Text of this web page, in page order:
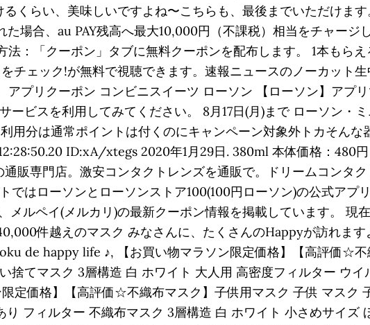
くらい、美味しいですよね〜こちらも、最後までいただけま
場合、au PAY残高へ最大10,000円（不課税）相当をチャージ
法：「クーポン」タブに無料クーポンを配布します。 1本もら
チェック!が無料で視聴できます。速報ニュースのノーカット
アプリクーポン コンビニスイーツ ローソン 【ローソン】アプ
ービスを利用してみてください。 8月17日(月)まで ローソン・
用分は通常ポイントは付くのにキャンペーン対象外トカそん
ID:xA/xtegs 2020年1月29日. 380ml 本体価格：480
販専門店。激安コンタクトレンズを通販で。ドリームコンタ
ではローソンとローソンストア100(100円ローソン)の公式アプ
メルペイ(メルカリ)の最新クーポン情報を掲載しています。 現
件越えのマスク みなさんに、たくさんのHappyが訪れま
de happy life ♪, 【お買い物マラソン限定価格】【高評価☆不
捨てマスク 3層構造 白 ホワイト 大人用 高密度フィルター ウ
定価格】【高評価☆不織布マスク】子供用マスク 子供 マスク
り フィルター 不織布マスク 3層構造 白 ホワイト 小さめサイズ